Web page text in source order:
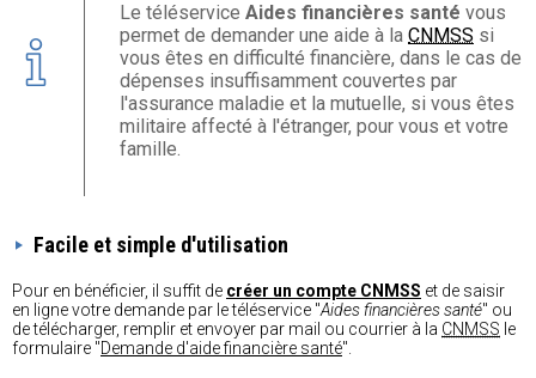
Le téléservice Aides financières santé vous
permet de demander une aide à la CNMSS si
vous êtes en difficulté financière, dans le cas de
dépenses insuffisamment couvertes par
l'assurance maladie et la mutuelle, si vous êtes
militaire affecté à l'étranger, pour vous et votre
famille.
Facile et simple d'utilisation
Pour en bénéficier, il suffit de créer un compte CNMSS et de saisir
en ligne votre demande par le téléservice "Aides financières santé" ou
de télécharger, remplir et envoyer par mail ou courrier à la CNMSS le
formulaire "Demande d'aide financière santé".